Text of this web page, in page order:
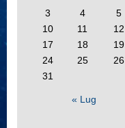
3
4 5
10
11 12
17
18 19
24
25 26
31
« Lug